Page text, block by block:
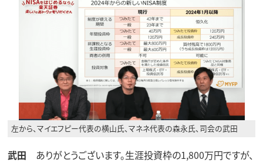
左から、マイエフピー代表の横山氏、マネネ代表の森永氏、司会の武田
武田 ありがとうございます。生涯投資枠の1,800万円ですが、